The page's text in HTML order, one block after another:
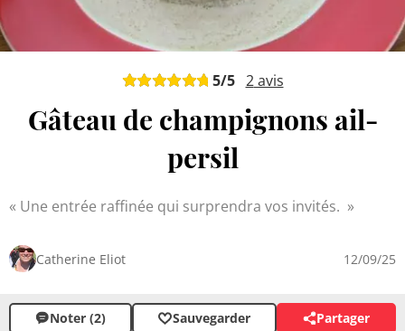
5/5 2avis
Gâteau de champignons ail-
persil
Une entrée raffinée qui surprendra vos invités.
Catherine Eliot 12/09/25
Noter (2) Sauvegarder Partager